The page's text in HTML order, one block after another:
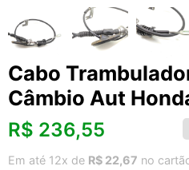
Cabo
Câmbio Aut
R$ 236,55
Em até 12x de R$ 22,67 no